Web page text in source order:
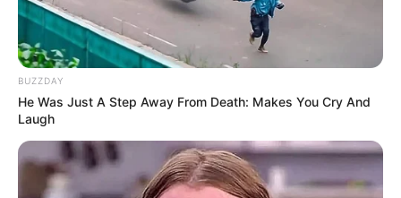
BUZZDAY
He Was Just A Step Away From Death: Makes You Cry And
Laugh